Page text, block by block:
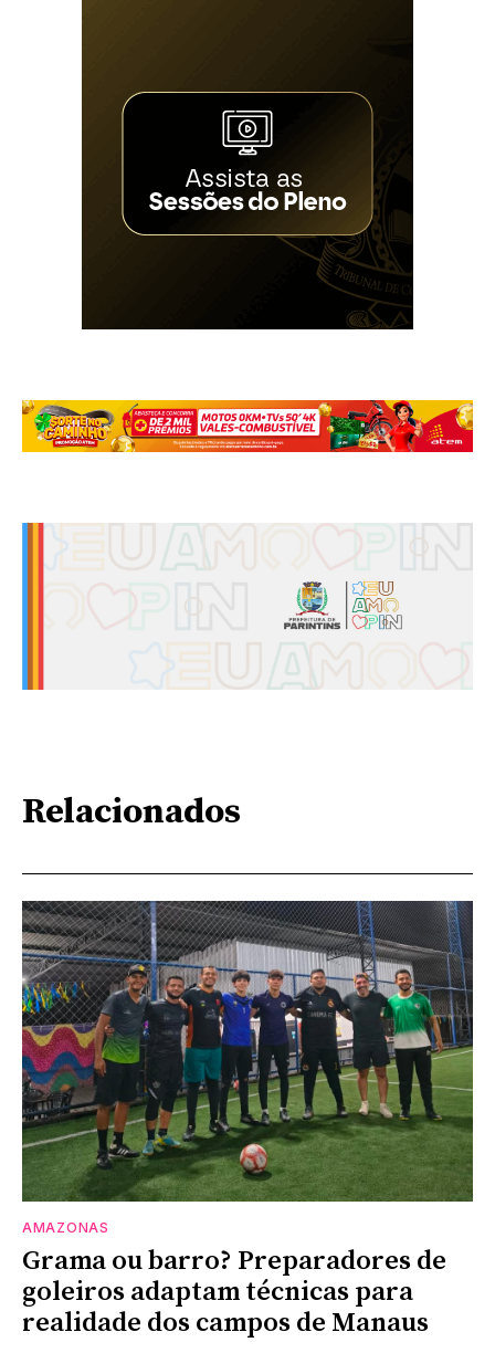
Relacionados
AMAZONAS
Grama ou barro? Preparadores de
goleiros adaptam técnicas para
realidade dos campos de Manaus